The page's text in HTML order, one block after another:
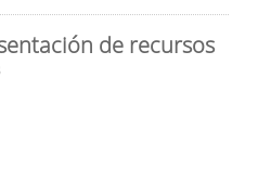
de recursos